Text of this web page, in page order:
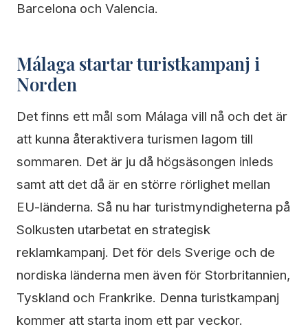
Barcelona och Valencia.
Málaga startar turistkampanj i
Norden
Det finns ett mål som Málaga vill nå och det är
att kunna återaktivera turismen lagom till
sommaren. Det är ju då högsäsongen inleds
samt att det då är en större rörlighet mellan
EU-länderna. Så nu har turistmyndigheterna på
Solkusten utarbetat en strategisk
reklamkampanj. Det för dels Sverige och de
nordiska länderna men även för Storbritannien,
Tyskland och Frankrike. Denna turistkampanj
kommer att starta inom ett par veckor.